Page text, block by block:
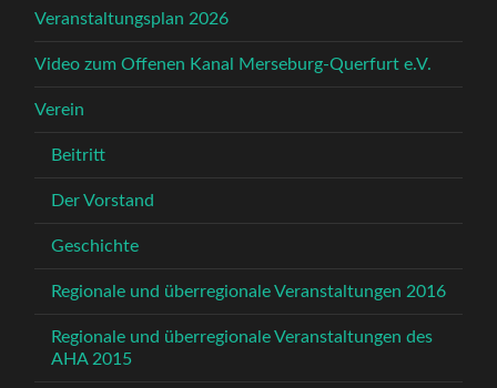
Veranstaltungsplan 2026
Video zum Offenen Kanal Merseburg-Querfurt e.V.
Verein
Beitritt
Der Vorstand
Geschichte
Regionale und überregionale Veranstaltungen 2016
Regionale und überregionale Veranstaltungen des
AHA 2015